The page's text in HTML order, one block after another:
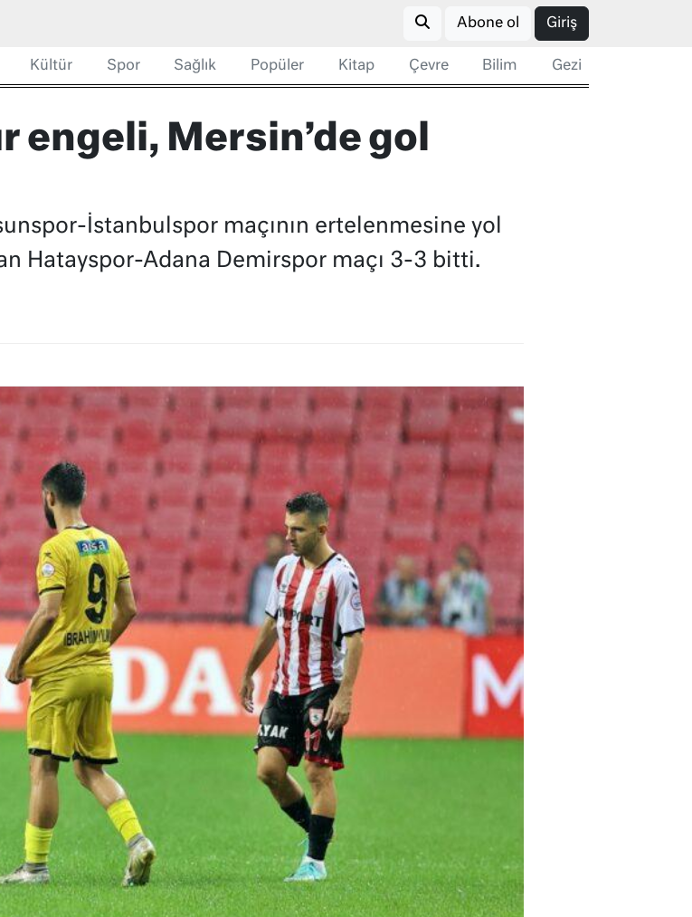
Abone ol Giriş
Kültür Spor Sağlık Popüler Kitap Çevre Bilim Gezi
engeli, Mersin’de gol
İstanbulspor maçının ertelenmesine yol
Hatayspor-Adana Demirspor maçı 3-3 bitti.